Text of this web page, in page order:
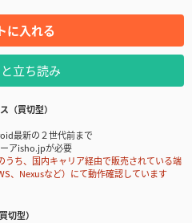
に入れる
立ち読み
（買切型）
最新の２世代前まで
アisho.jpが必要
ち、国内キャリア経由で販売されている端
、Nexusなど）にて動作確認しています
切型）